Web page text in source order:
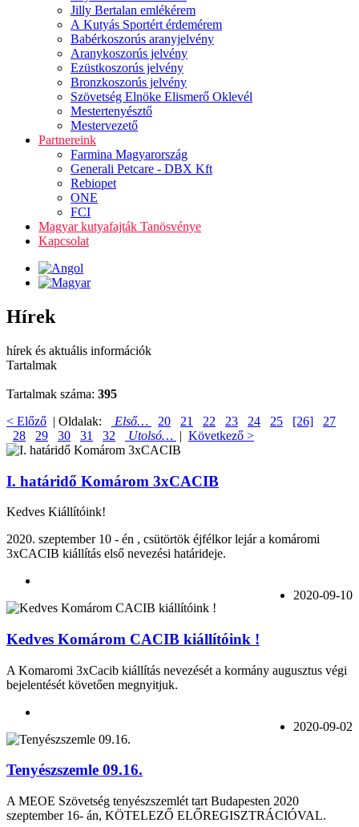
Jilly Bertalan emlékérem
A Kutyás Sportért érdemérem
Babérkoszorús aranyjelvény
Aranykoszorús jelvény
Ezüstkoszorús jelvény
Bronzkoszorús jelvény
Szövetség Elnöke Elismerő Oklevél
Mestertenyésztő
Mestervezető
Partnereink
Farmina Magyarország
Generali Petcare - DBX Kft
Rebiopet
ONE
FCI
Magyar kutyafajták Tanösvénye
Kapcsolat
Hírek
hírek és aktuális információk
Tartalmak
Tartalmak száma: 395
< Előző | Oldalak: Első… 20 21 22 23 24 25 [26]
27
28
29 30 31 32 Utolsó… | Következő >
I. határidő Komárom 3xCACIB
Kedves Kiállítóink!
2020. szeptember 10 - én , csütörtök éjfélkor lejár a komáromi
3xCACIB kiállítás első nevezési határideje.
2020-09-10
Kedves Komárom CACIB kiállítóink !
A Komaromi 3xCacib kiállítás nevezését a kormány augusztus végi
bejelentését követően megnyitjuk.
2020-09-02
Tenyészszemle 09.16.
A MEOE Szövetség tenyészszemlét tart Budapesten 2020
szeptember 16- án, KÖTELEZŐ ELŐREGISZTRÁCIÓVAL.